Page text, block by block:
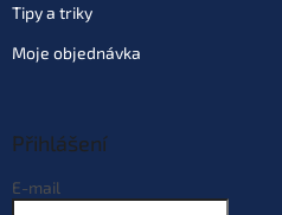
Tipy a triky
Moje objednávka
Přihlášení
E-mail